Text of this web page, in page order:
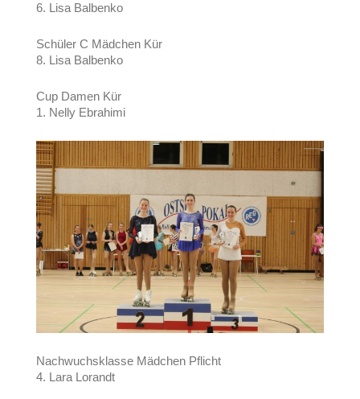
6. Lisa Balbenko
Schüler C Mädchen Kür
8. Lisa Balbenko
Cup Damen Kür
1. Nelly Ebrahimi
Nachwuchsklasse Mädchen Pflicht
4. Lara Lorandt